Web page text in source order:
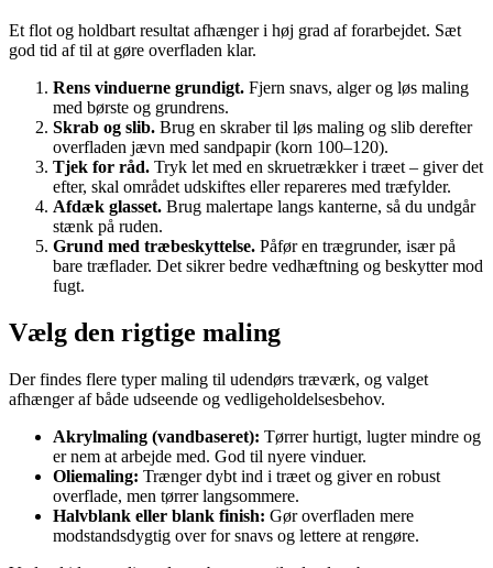
Et flot og holdbart resultat afhænger i høj grad af forarbejdet. Sæt
god tid af til at gøre overfladen klar.
Rens vinduerne grundigt. Fjern snavs, alger og løs maling
med børste og grundrens.
Skrab og slib. Brug en skraber til løs maling og slib derefter
overfladen jævn med sandpapir (korn 100–120).
Tjek for råd. Tryk let med en skruetrækker i træet – giver det
efter, skal området udskiftes eller repareres med træfylder.
Afdæk glasset. Brug malertape langs kanterne, så du undgår
stænk på ruden.
Grund med træbeskyttelse. Påfør en trægrunder, især på
bare træflader. Det sikrer bedre vedhæftning og beskytter mod
fugt.
Vælg den rigtige maling
Der findes flere typer maling til udendørs træværk, og valget
afhænger af både udseende og vedligeholdelsesbehov.
Akrylmaling (vandbaseret): Tørrer hurtigt, lugter mindre og
er nem at arbejde med. God til nyere vinduer.
Oliemaling: Trænger dybt ind i træet og giver en robust
overflade, men tørrer langsommere.
Halvblank eller blank finish: Gør overfladen mere
modstandsdygtig over for snavs og lettere at rengøre.